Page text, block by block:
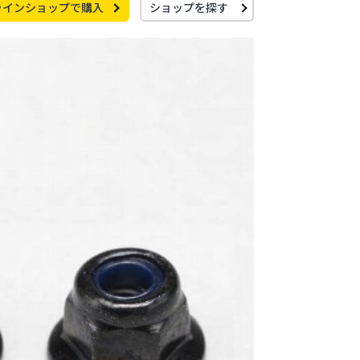
ンショップで購入 ショップを探す